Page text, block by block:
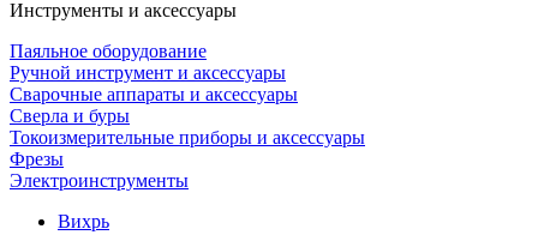
Инструменты и аксессуары
Паяльное оборудование
Ручной инструмент и аксессуары
Сварочные аппараты и аксессуары
Сверла и буры
Токоизмерительные приборы и аксессуары
Фрезы
Электроинструменты
Вихрь